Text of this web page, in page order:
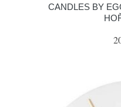
CANDLES BY